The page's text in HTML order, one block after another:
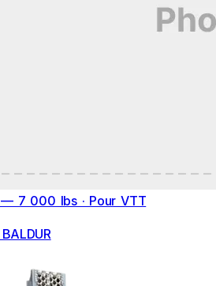
7 000 lbs · Pour VTT